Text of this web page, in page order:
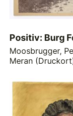
Positiv: Burg
Moosbrugger,
Meran